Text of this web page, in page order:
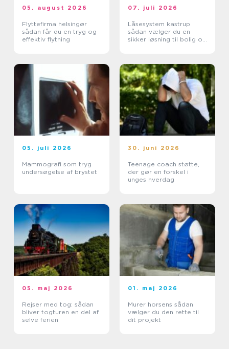
05. august 2026
Flyttefirma helsingør
sådan får du en tryg og
effektiv flytning
07. juli 2026
Låsesystem kastrup
sådan vælger du en
sikker løsning til bolig og
05. juli 2026
Mammografi som tryg
undersøgelse af brystet
30. juni 2026
Teenage coach støtte,
der gør en forskel i
unges hverdag
05. maj 2026
Rejser med tog: sådan
bliver togturen en del af
selve ferien
01. maj 2026
Murer horsens sådan
vælger du den rette til
dit projekt